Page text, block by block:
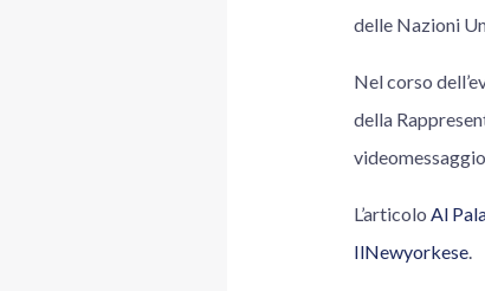
delle Nazioni
Nel corso
della
L’articolo Al
IlNewyorkese.